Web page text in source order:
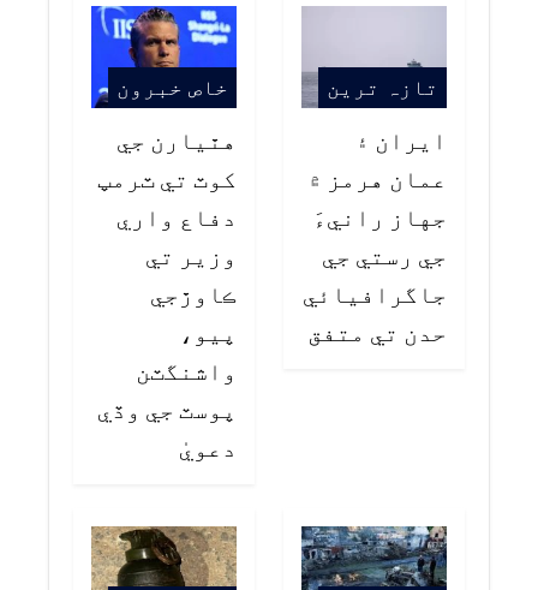
تازہ ترین
ايران ۽
عمان هرمز ۾
جهاز رانيءَ
جي رستي جي
جاگرافيائي
حدن تي متفق
خاص خبرون
هٿيارن جي
کوٽ تي ٽرمپ
دفاع واري
وزير تي
ڪاوڙجي
پيو،
واشنگٽن
پوسٽ جي وڏي
دعويٰ